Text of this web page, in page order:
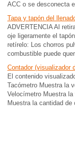
ACC o se desconecta
Tapa y tapón del
ADVERTENCIA Al
oje ligeramente el
retírelo: Los chorros
combustible puede
Contador (visualizador
El contenido
Tacómetro Muestra la
Velocímetro Muestra
Muestra la cantidad